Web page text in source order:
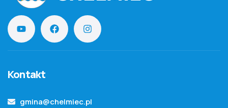
Kontakt
gmina@chelmiec.pl